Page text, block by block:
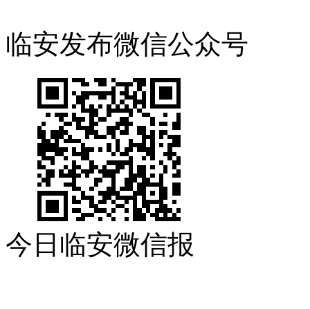
临安发布微信公众号
今日临安微信报